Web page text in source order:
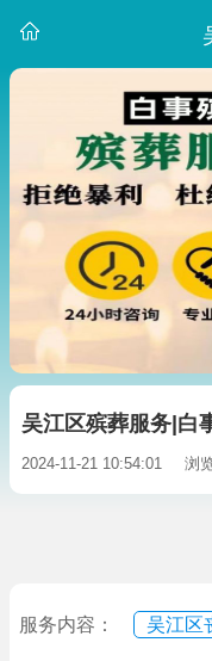
吴江区殡葬服务|白
2024-11-21 10:54:01 浏
服务内容： 吴江区